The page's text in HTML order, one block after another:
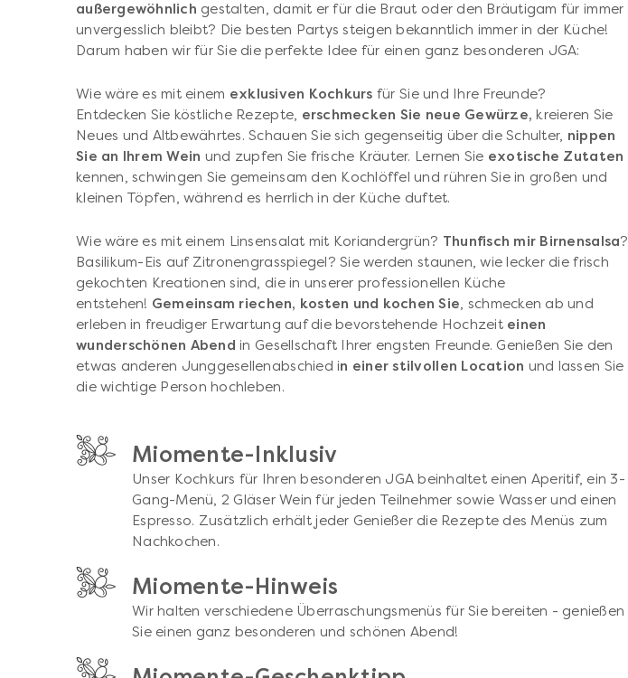
außergewöhnlich gestalten, damit er für die Braut oder den Bräutigam für immer
unvergesslich bleibt? Die besten Partys steigen bekanntlich immer in der Küche!
Darum haben wir für Sie die perfekte Idee für einen ganz besonderen JGA:
Wie wäre es mit einem exklusiven Kochkurs für Sie und Ihre Freunde?
Entdecken Sie köstliche Rezepte, erschmecken Sie neue Gewürze, kreieren Sie
Neues und Altbewährtes. Schauen Sie sich gegenseitig über die Schulter, nippen
Sie an Ihrem Wein und zupfen Sie frische Kräuter. Lernen Sie exotische Zutaten
kennen, schwingen Sie gemeinsam den Kochlöffel und rühren Sie in großen und
kleinen Töpfen, während es herrlich in der Küche duftet.
Wie wäre es mit einem Linsensalat mit Koriandergrün? Thunfisch mir Birnensalsa?
Basilikum-Eis auf Zitronengrasspiegel? Sie werden staunen, wie lecker die frisch
gekochten Kreationen sind, die in unserer professionellen Küche
entstehen! Gemeinsam riechen, kosten und kochen Sie, schmecken ab und
erleben in freudiger Erwartung auf die bevorstehende Hochzeit einen
wunderschönen Abend in Gesellschaft Ihrer engsten Freunde. Genießen Sie den
etwas anderen Junggesellenabschied in einer stilvollen Location und lassen Sie
die wichtige Person hochleben.
Miomente-Inklusiv
Unser Kochkurs für Ihren besonderen JGA beinhaltet einen Aperitif, ein 3-
Gang-Menü, 2 Gläser Wein für jeden Teilnehmer sowie Wasser und einen
Espresso. Zusätzlich erhält jeder Genießer die Rezepte des Menüs zum
Nachkochen.
Miomente-Hinweis
Wir halten verschiedene Überraschungsmenüs für Sie bereiten - genießen
Sie einen ganz besonderen und schönen Abend!